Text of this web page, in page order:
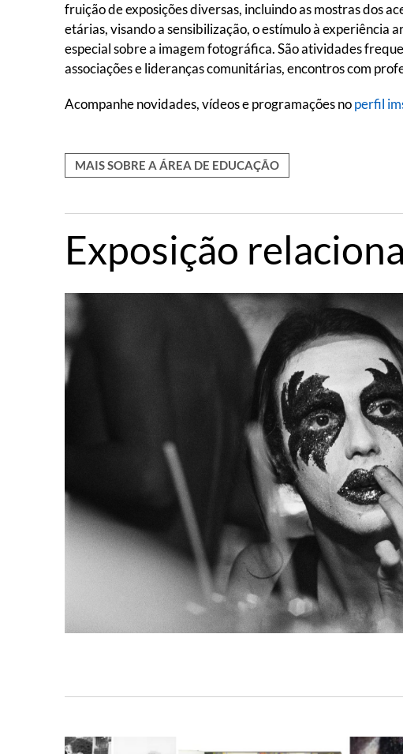
fruição de exposições diversas, incluindo as mostras dos
etárias, visando a sensibilização, o estímulo à
especial sobre a imagem fotográfica. São atividades
associações e lideranças comunitárias, encontros com
Acompanhe novidades, vídeos e programações noperfil
MAIS SOBRE A ÁREA DE EDUCAÇÃO
Exposição